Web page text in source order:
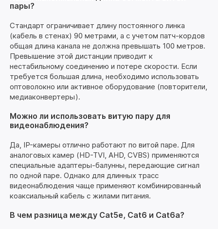
пары?
Стандарт ограничивает длину постоянного линка
(кабель в стенах) 90 метрами, а с учетом патч-кордов
общая длина канала не должна превышать 100 метров.
Превышение этой дистанции приводит к
нестабильному соединению и потере скорости. Если
требуется большая длина, необходимо использовать
оптоволокно или активное оборудование (повторители,
медиаконвертеры).
Можно ли использовать витую пару для
видеонаблюдения?
Да, IP-камеры отлично работают по витой паре. Для
аналоговых камер (HD-TVI, AHD, CVBS) применяются
специальные адаптеры-балунны, передающие сигнал
по одной паре. Однако для длинных трасс
видеонаблюдения чаще применяют комбинированный
коаксиальный кабель с жилами питания.
В чем разница между Cat5e, Cat6 и Cat6a?